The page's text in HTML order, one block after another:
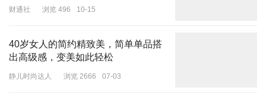
更要看到，这次巴基斯坦和阿富汗冲突的大背景。
条约规定，对任何一国的攻击，就是对另一国的攻击。巴基斯坦和沙
特，受以色列空袭卡塔尔刺激，事实上军事结盟了。
财通社 浏览 496 10-15
40岁女人的简约精致美，简单单品搭
出高级感，变美如此轻松
静儿时尚达人 浏览 2666 07-03